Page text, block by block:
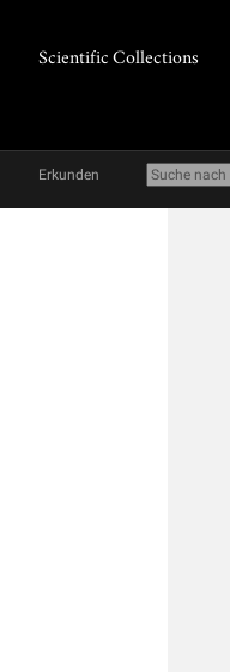
Scientific Collections
Erkunden